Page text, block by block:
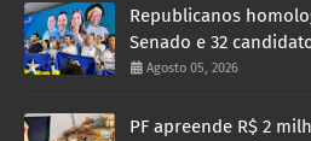
Republicanos
Senado e 32
Agosto 05, 2026
PF apreende R$ 2